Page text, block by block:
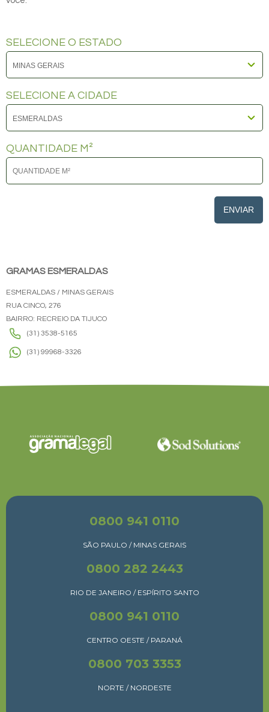
SELECIONE O ESTADO
SELECIONE A CIDADE
QUANTIDADE M²
ENVIAR
GRAMAS ESMERALDAS
ESMERALDAS / MINAS GERAIS
RUA CINCO, 276
BAIRRO: RECREIO DA TIJUCO
(31) 3538-5165
(31) 99968-3326
0800 941 0110
SÃO PAULO / MINAS GERAIS
0800 282 2443
RIO DE JANEIRO / ESPÍRITO SANTO
0800 941 0110
CENTRO OESTE / PARANÁ
0800 703 3353
NORTE / NORDESTE